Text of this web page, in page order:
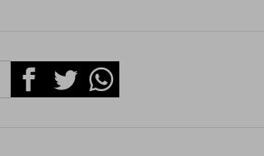
FacebookTwitterWhatsapp